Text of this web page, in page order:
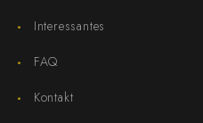
Interessantes
FAQ
Kontakt